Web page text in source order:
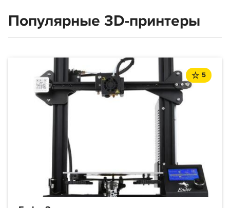
Популярные 3D-принтеры
5